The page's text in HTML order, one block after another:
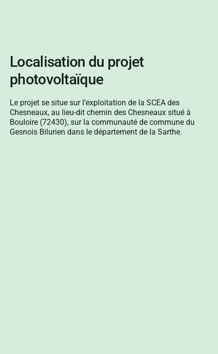
Localisation du projet
photovoltaïque
Le projet se situe sur l’exploitation de la SCEA des
Chesneaux, au lieu-dit chemin des Chesneaux situé à
Bouloire (72430), sur la communauté de commune du
Gesnois Bilurien dans le département de la Sarthe.